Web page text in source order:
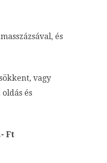
és
vagy
és
Ft